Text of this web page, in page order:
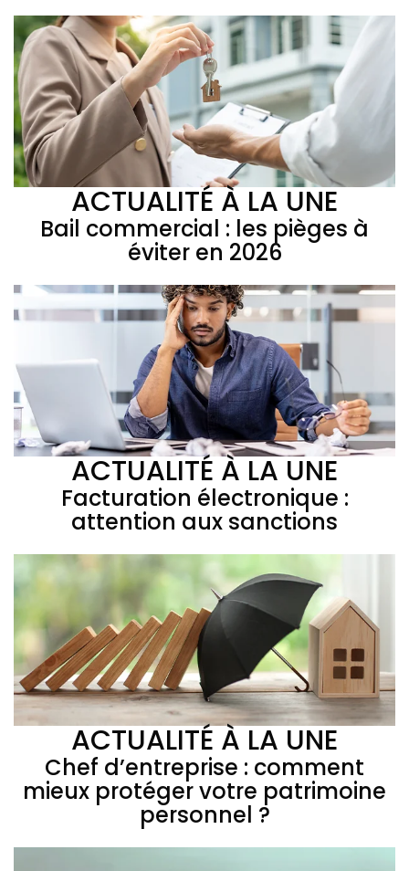
ACTUALITÉ À LA UNE
Bail commercial : les pièges à
éviter en 2026
ACTUALITÉ À LA UNE
Facturation électronique :
attention aux sanctions
ACTUALITÉ À LA UNE
Chef d’entreprise : comment
mieux protéger votre patrimoine
personnel ?